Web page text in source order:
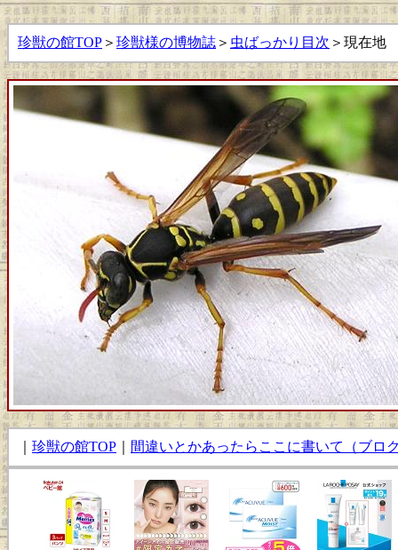
珍獣の館TOP ＞ 珍獣様の博物誌 ＞ 虫ばっかり目次 ＞現在地
珍獣の館TOP 間違いとかあったらここに書いて（ブロ